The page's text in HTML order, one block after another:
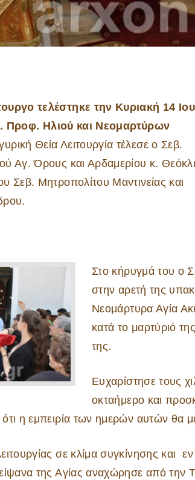
τελέστηκε την Κυριακή 14
Προφ. Ηλιού και Νεομαρτύρων
Θεία Λειτουργία τέλεσε ο Σεβ.
Αγ. Όρους και Αρδαμερίου κ.
Σεβ. Μητροπολίτου Μαντινείας και
Στο κήρυγμά του ο
στην αρετή της
Νεομάρτυρα Αγία
κατά το μαρτύριό
της.
Ευχαρίστησε τους
οκταήμερο και
η εμπειρία των ημερών αυτών θα
σε κλίμα συγκίνησης
της Αγίας αναχώρησε από την